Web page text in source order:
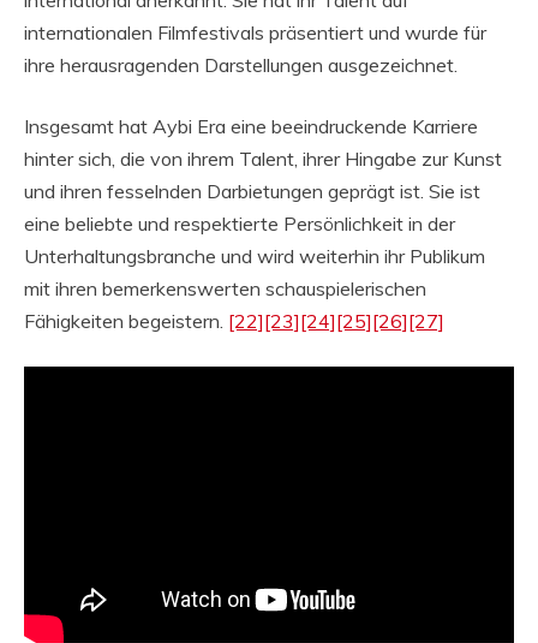
internationalen Filmfestivals präsentiert und wurde für
ihre herausragenden Darstellungen ausgezeichnet.
Insgesamt hat Aybi Era eine beeindruckende Karriere
hinter sich, die von ihrem Talent, ihrer Hingabe zur Kunst
und ihren fesselnden Darbietungen geprägt ist. Sie ist
eine beliebte und respektierte Persönlichkeit in der
Unterhaltungsbranche und wird weiterhin ihr Publikum
mit ihren bemerkenswerten schauspielerischen
Fähigkeiten begeistern. [22][23][24][25][26][27]